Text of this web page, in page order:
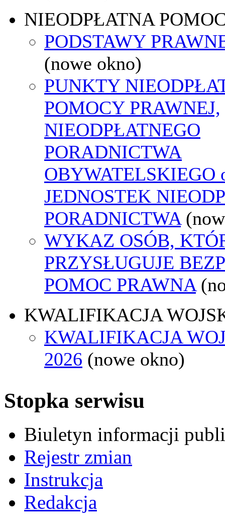
NIEODPŁATNA
PODSTAWY
(nowe okno)
PUNKTY
POMOCY PRAWNEJ,
NIEODPŁATNEGO
PORADNICTWA
OBYWATELSKIEGO
JEDNOSTEK
PORADNICTWA
WYKAZ OSÓB,
PRZYSŁUGUJE
POMOC PRAWNA
KWALIFIKACJA
KWALIFIKACJA
2026 (nowe okno)
Stopka serwisu
Biuletyn informacji
Rejestr zmian
Instrukcja
Redakcja